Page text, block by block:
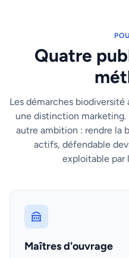
Quatre
Les démarches
une distinction marketing.
autre ambition : rendre la
actifs, défendable
exploitable par
Maîtres d'ouvrage